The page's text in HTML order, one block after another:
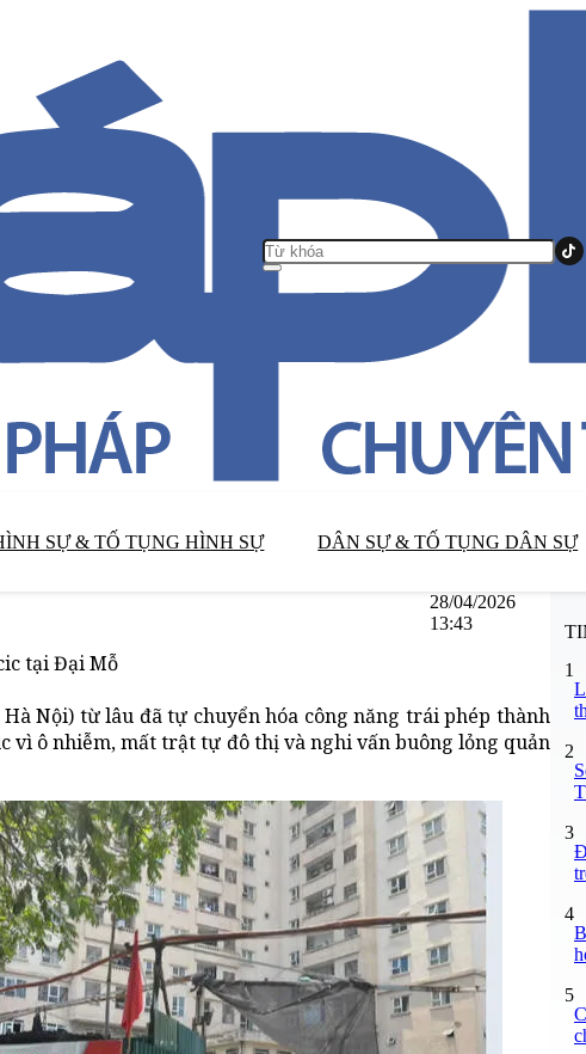
SỰ & TỐ TỤNG HÌNH SỰ DÂN SỰ & TỐ TỤNG DÂN SỰ
28/04/2026
13:43
tại Đại Mỗ
Nội) từ lâu đã tự chuyển hóa công năng trái phép thành
vì ô nhiễm, mất trật tự đô thị và nghi vấn buông lỏng quản
1
2
3
4
5